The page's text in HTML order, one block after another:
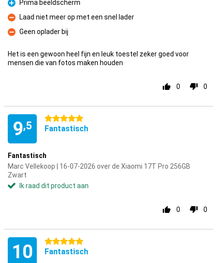
Pluspunt
Prima beeldscherm
Minpunt
Laad niet meer op met een snel lader
Minpunt
Geen oplader bij
Het is een gewoon heel fijn en leuk toestel zeker goed voor
mensen die van fotos maken houden
0 0
9,5
5 sterren
Fantastisch
Fantastisch
Marc Vellekoop | 16-07-2026 over de Xiaomi 17T Pro 256GB
Zwart
Ik raad dit product aan
0 0
10 5 sterren
Fantastisch